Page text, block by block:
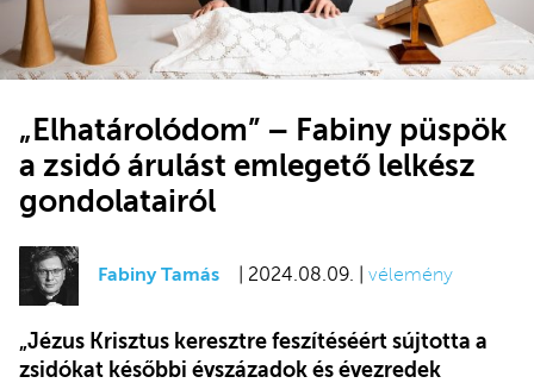
„Elhatárolódom” – Fabiny püspök
a zsidó árulást emlegető lelkész
gondolatairól
Fabiny Tamás | 2024.08.09. | vélemény
„Jézus Krisztus keresztre feszítéséért sújtotta a
zsidókat későbbi évszázadok és évezredek